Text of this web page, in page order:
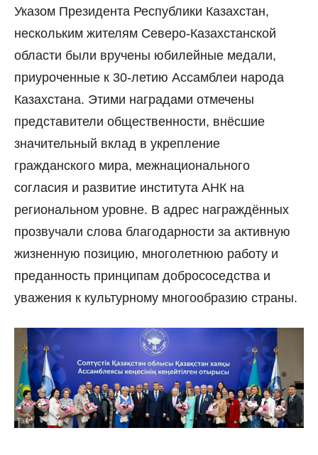
Указом Президента Республики Казахстан,
нескольким жителям Северо-Казахстанской
области были вручены юбилейные медали,
приуроченные к 30-летию Ассамблеи народа
Казахстана. Этими наградами отмечены
представители общественности, внёсшие
значительный вклад в укрепление
гражданского мира, межнационального
согласия и развитие института АНК на
региональном уровне. В адрес награждённых
прозвучали слова благодарности за активную
жизненную позицию, многолетнюю работу и
преданность принципам добрососедства и
уважения к культурному многообразию страны.